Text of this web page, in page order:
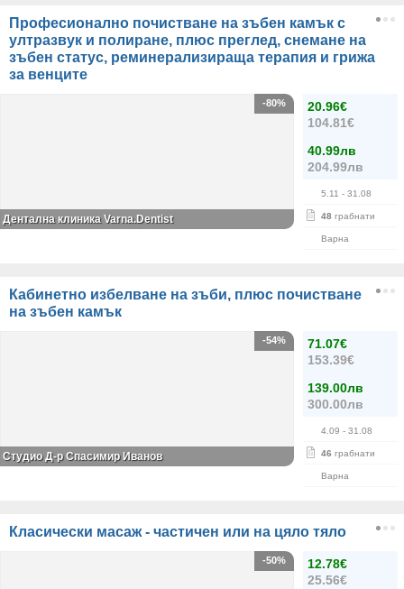
Професионално почистване на зъбен камък с
ултразвук и полиране, плюс преглед, снемане на
зъбен статус, реминерализираща терапия и грижа
за венците
20.96€
104.81€
40.99лв
204.99лв
5.11 - 31.08
48 грабнати
Варна
-80%
Дентална клиника Varna.Dentist
Кабинетно избелване на зъби, плюс почистване
на зъбен камък
71.07€
153.39€
139.00лв
300.00лв
4.09 - 31.08
46 грабнати
Варна
-54%
Студио Д-р Спасимир Иванов
Класически масаж - частичен или на цяло тяло
12.78€
25.56€
-50%